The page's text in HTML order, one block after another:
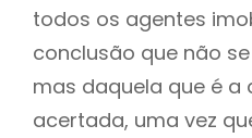
todos os agentes
conclusão que não
mas daquela que é a
acertada, uma vez